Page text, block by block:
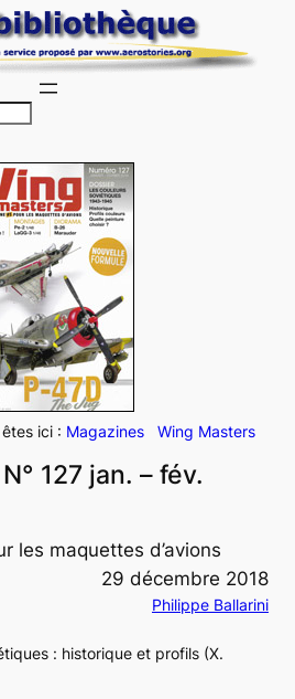
c
h
e
r
c
h
e
r
ici : Magazines Wing Masters
127 jan. – fév.
les maquettes d’avions
29 décembre 2018
Philippe Ballarini
: historique et profils (X.